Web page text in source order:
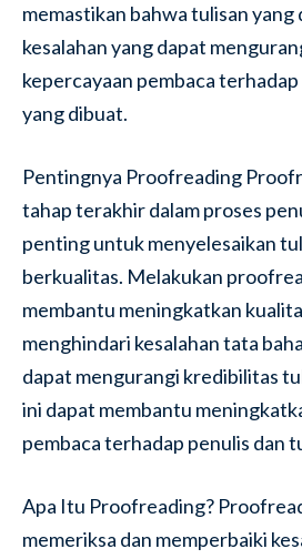
memastikan bahwa tulisan yang
kesalahan yang dapat
kepercayaan pembaca
yang dibuat.
Pentingnya Proofreading
tahap terakhir dalam proses
penting untuk menyelesaikan
berkualitas. Melakukan
membantu meningkatkan
menghindari kesalahan tata
dapat mengurangi kredibilitas
ini dapat membantu
pembaca terhadap penulis dan
Apa Itu Proofreading?
memeriksa dan memperbaiki